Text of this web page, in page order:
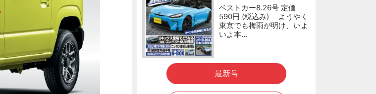
ベストカー8.26号 定価
590円 (税込み) ようやく
東京でも梅雨が明け、いよ
いよ本…
最新号